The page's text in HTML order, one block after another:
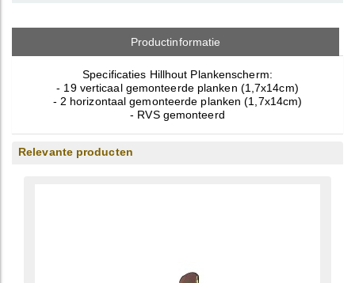
Productinformatie
Specificaties Hillhout Plankenscherm:
- 19 verticaal gemonteerde planken (1,7x14cm)
- 2 horizontaal gemonteerde planken (1,7x14cm)
- RVS gemonteerd
Relevante producten